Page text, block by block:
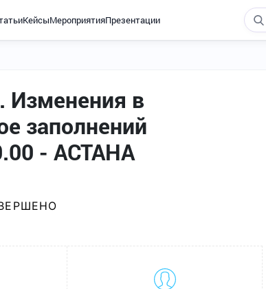
КейсыМероприятияПрезентации
в
заполнений
- АСТАНА